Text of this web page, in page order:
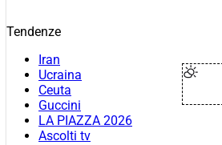
Tendenze
Iran
Ucraina
Ceuta
Guccini
LA PIAZZA 2026
Ascolti tv